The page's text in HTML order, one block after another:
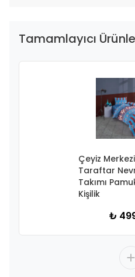
Tamamlayıcı
Çeyiz
Taraftar
Takımı
Kişilik
₺